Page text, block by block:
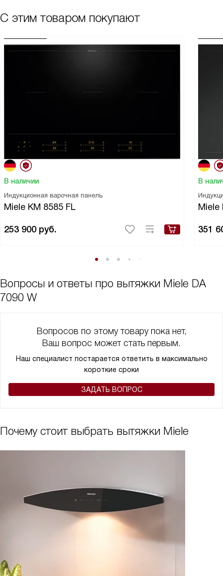
С этим товаром покупают
В наличии
Индукционная варочная панель
Miele KM 8585 FL
253 900 руб.
В
Miele
351
Вопросы и ответы про вытяжки Miele DA
7090 W
Вопросов по этому товару пока нет,
Ваш вопрос может стать первым.
Наш специалист постарается ответить в максимально
короткие сроки
ЗАДАТЬ ВОПРОС
Почему стоит выбрать вытяжки Miele